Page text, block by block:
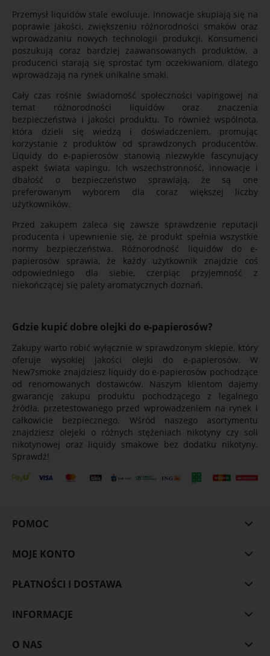
Przemysł liquidów stale ewoluuje. Innowacje skupiają się na
poprawie jakości, zwiększeniu różnorodności smaków oraz
wprowadzaniu nowych technologii produkcji. Konsumenci
poszukują coraz bardziej zaawansowanych produktów, a
producenci starają się sprostać tym oczekiwaniom, dlatego
wprowadzają na rynek unikalne smaki.
Cały czas rośnie świadomość społeczności vapingowej na
temat różnorodności liquidów oraz znaczenia
bezpieczeństwa i jakości produktu. To również wspólnota,
która dzieli się wiedzą i doświadczeniem, promując
korzystanie z produktów od sprawdzonych producentów.
Liquidy do e-papierosów stanowią niezwykle fascynujący
aspekt świata vapingu. Ich wszechstronność, innowacje i
dbałość o bezpieczeństwo sprawiają, że są one
preferowanym wyborem dla coraz większej liczby
użytkowników.
Przed zakupem zaleca się zawsze sprawdzenie reputacji
producenta i upewnienie się, że produkt spełnia wszystkie
normy bezpieczeństwa. Różnorodność liquidów do e-
papierosów sprawia, że każdy użytkownik znajdzie coś
odpowiedniego dla siebie, czerpiąc przyjemność z
niekończącej się palety aromatycznych doznań.
Gdzie kupić dobre olejki do e-papierosów?
Zakupy warto robić wyłącznie w sprawdzonym sklepie, który
oferuje wysokiej jakości olejki do e-papierosów. W
New7smoke znajdziesz liquidy do e-papierosów pochodzące
od renomowanych dostawców. Naszym klientom dajemy
gwarancję zakupu produktu pochodzącego z legalnego
źródła, przetestowanego przed wprowadzeniem na rynek i
całkowicie bezpiecznego. Wśród naszego asortymentu
znajdziesz olejeki o różnych stężeniach nikotyny czy soli
nikotynowej oraz liquidy smakowe bez dodatku nikotyny.
Sprawdź!
POMOC
MOJE KONTO
PŁATNOŚCI I DOSTAWA
INFORMACJE
O NAS